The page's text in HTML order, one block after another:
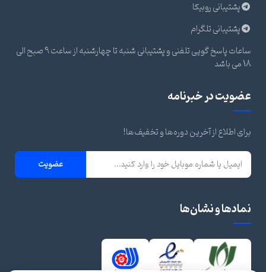
پشتیبانی روبیکا
پشتیبانی تلگرام
ساعات پاسخ گویی تلفنی و پشتیبانی شنبه تا چهارشنبه از ساعت 9 صبح الی
18 می باشد
عضویت در خبرنامه
برای اطلاع از آخرین دوره‌ها و تخفیف‌ها!
عضویت
نمادها و نشان‌ها